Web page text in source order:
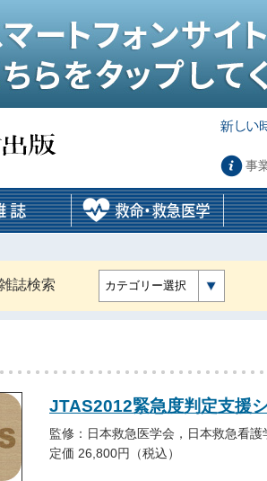
事
誌検索 カテゴリー選択
JTAS2012緊急度判定支
監修：日本救急医学会，日本救急看
定価 26,800円（税込）